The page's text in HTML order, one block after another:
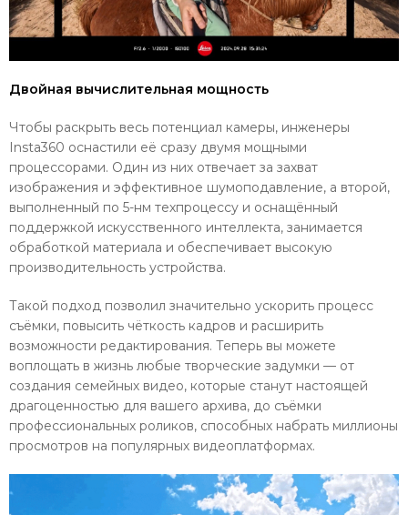
Двойная вычислительная мощность
Чтобы раскрыть весь потенциал камеры, инженеры
Insta360 оснастили её сразу двумя мощными
процессорами. Один из них отвечает за захват
изображения и эффективное шумоподавление, а второй,
выполненный по 5-нм техпроцессу и оснащённый
поддержкой искусственного интеллекта, занимается
обработкой материала и обеспечивает высокую
производительность устройства.
Такой подход позволил значительно ускорить процесс
съёмки, повысить чёткость кадров и расширить
возможности редактирования. Теперь вы можете
воплощать в жизнь любые творческие задумки — от
создания семейных видео, которые станут настоящей
драгоценностью для вашего архива, до съёмки
профессиональных роликов, способных набрать миллионы
просмотров на популярных видеоплатформах.